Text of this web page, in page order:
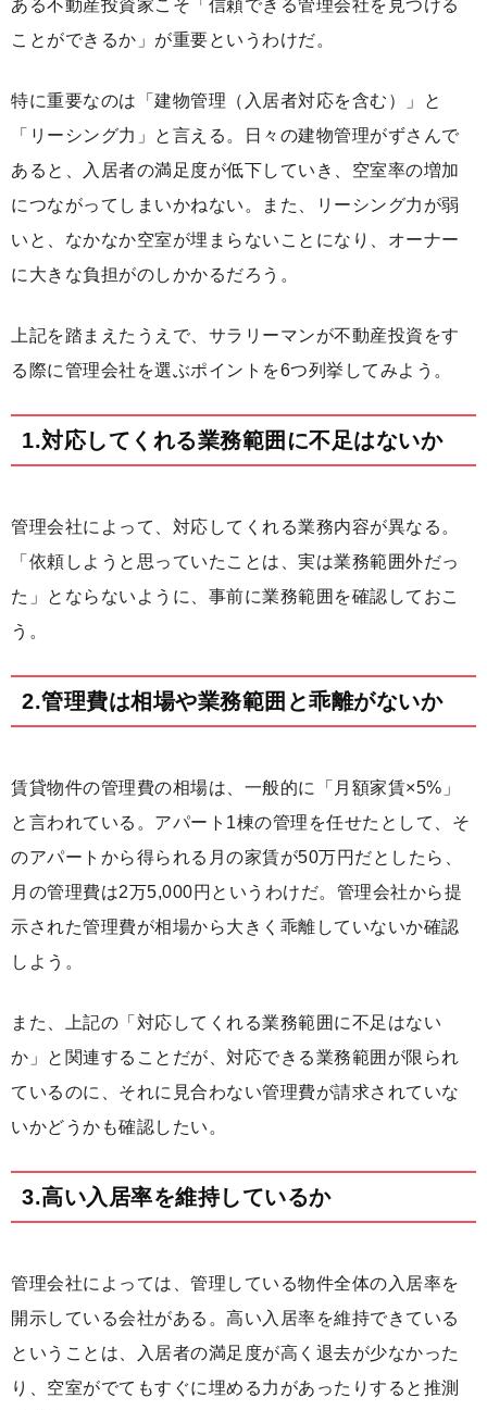
ある不動産投資家こそ「信頼できる管理会社を見つける
ことができるか」が重要というわけだ。
特に重要なのは「建物管理（入居者対応を含む）」と
「リーシング力」と言える。日々の建物管理がずさんで
あると、入居者の満足度が低下していき、空室率の増加
につながってしまいかねない。また、リーシング力が弱
いと、なかなか空室が埋まらないことになり、オーナー
に大きな負担がのしかかるだろう。
上記を踏まえたうえで、サラリーマンが不動産投資をす
る際に管理会社を選ぶポイントを6つ列挙してみよう。
1.対応してくれる業務範囲に不足はないか
管理会社によって、対応してくれる業務内容が異なる。
「依頼しようと思っていたことは、実は業務範囲外だっ
た」とならないように、事前に業務範囲を確認しておこ
う。
2.管理費は相場や業務範囲と乖離がないか
賃貸物件の管理費の相場は、一般的に「月額家賃×5%」
と言われている。アパート1棟の管理を任せたとして、そ
のアパートから得られる月の家賃が50万円だとしたら、
月の管理費は2万5,000円というわけだ。管理会社から提
示された管理費が相場から大きく乖離していないか確認
しよう。
また、上記の「対応してくれる業務範囲に不足はない
か」と関連することだが、対応できる業務範囲が限られ
ているのに、それに見合わない管理費が請求されていな
いかどうかも確認したい。
3.高い入居率を維持しているか
管理会社によっては、管理している物件全体の入居率を
開示している会社がある。高い入居率を維持できている
ということは、入居者の満足度が高く退去が少なかった
り、空室がでてもすぐに埋める力があったりすると推測